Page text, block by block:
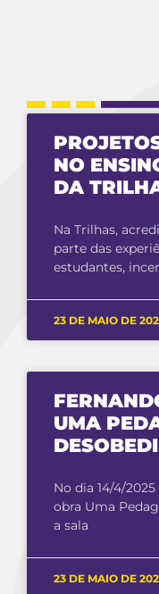
NO
DA
Na Trilhas,
parte das
estudantes,
23 DE MAIO DE
UMA
No dia 14/4/
obra Uma
a sala
23 DE MAIO DE